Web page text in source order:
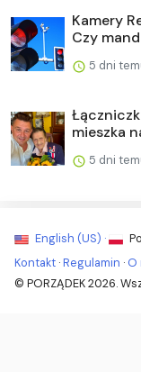
Kamery
Czy
5 dni
mieszka
5 dni
English (US) ·
Kontakt ·Regulamin · O
© PORZĄDEK 2026.